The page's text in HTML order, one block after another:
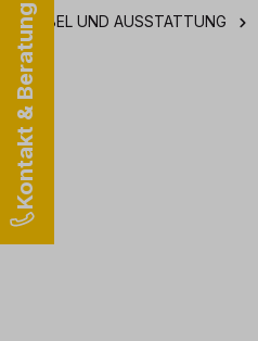
Kontakt & Beratung
MÖBEL UND AUSSTATTUNG
Bildergalerie überspringen